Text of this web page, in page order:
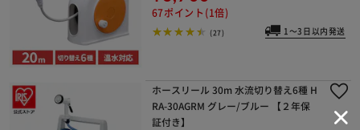
67ポイント(1倍)
(27) 1～3日以内発送
ホースリール 30m 水流切り替え6種 H
RA-30AGRM グレー/ブルー 【２年保
証付き】